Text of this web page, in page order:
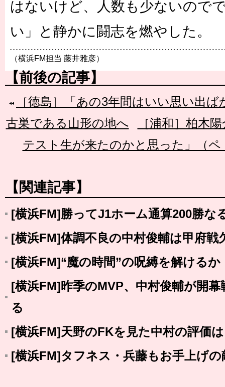
はないけど、人数も少ないので
い」と静かに闘志を燃やした。
（横浜FM担当 藤井雅彦）
【前後の記事】
［徳島］「あの3年間はいい思い出
古巣である山形の地へ
［浦和］柏木
テスト生が来たのかと思った」（
【関連記事】
[横浜FM]勝ってJ1ホーム通算200勝な
[横浜FM]体調不良の中村俊輔は甲府戦
[横浜FM]“魔の時間”の呪縛を解けるか
[横浜FM]昨季のMVP、中村俊輔が開
る
[横浜FM]天野のFKを見た中村の評価
[横浜FM]タフネス・兵藤もお手上げ